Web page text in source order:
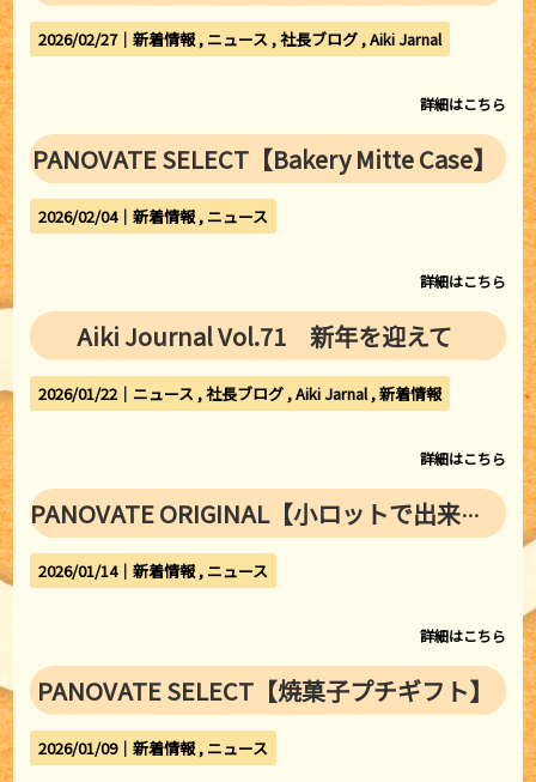
2026/02/27｜ 新着情報 ニュース 社長ブログ Aiki Jarnal
詳細はこちら
PANOVATE SELECT【Bakery Mitte Case】
2026/02/04｜ 新着情報 ニュース
詳細はこちら
Aiki Journal Vol.71 新年を迎えて
2026/01/22｜ ニュース 社長ブログ Aiki Jarnal 新着情報
詳細はこちら
PANOVATE ORIGINAL【小ロットで出来る】片面印刷オリジナルパン袋
2026/01/14｜ 新着情報 ニュース
詳細はこちら
PANOVATE SELECT【焼菓子プチギフト】
2026/01/09｜ 新着情報 ニュース